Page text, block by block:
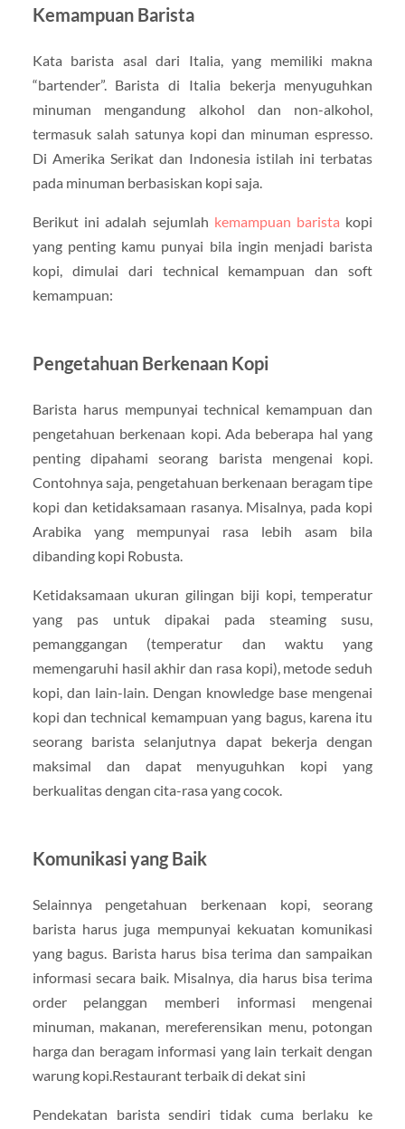
Kemampuan Barista
Kata barista asal dari Italia, yang memiliki makna
“bartender”. Barista di Italia bekerja menyuguhkan
minuman mengandung alkohol dan non-alkohol,
termasuk salah satunya kopi dan minuman espresso.
Di Amerika Serikat dan Indonesia istilah ini terbatas
pada minuman berbasiskan kopi saja.
Berikut ini adalah sejumlah kemampuan barista kopi
yang penting kamu punyai bila ingin menjadi barista
kopi, dimulai dari technical kemampuan dan soft
kemampuan:
Pengetahuan Berkenaan Kopi
Barista harus mempunyai technical kemampuan dan
pengetahuan berkenaan kopi. Ada beberapa hal yang
penting dipahami seorang barista mengenai kopi.
Contohnya saja, pengetahuan berkenaan beragam tipe
kopi dan ketidaksamaan rasanya. Misalnya, pada kopi
Arabika yang mempunyai rasa lebih asam bila
dibanding kopi Robusta.
Ketidaksamaan ukuran gilingan biji kopi, temperatur
yang pas untuk dipakai pada steaming susu,
pemanggangan (temperatur dan waktu yang
memengaruhi hasil akhir dan rasa kopi), metode seduh
kopi, dan lain-lain. Dengan knowledge base mengenai
kopi dan technical kemampuan yang bagus, karena itu
seorang barista selanjutnya dapat bekerja dengan
maksimal dan dapat menyuguhkan kopi yang
berkualitas dengan cita-rasa yang cocok.
Komunikasi yang Baik
Selainnya pengetahuan berkenaan kopi, seorang
barista harus juga mempunyai kekuatan komunikasi
yang bagus. Barista harus bisa terima dan sampaikan
informasi secara baik. Misalnya, dia harus bisa terima
order pelanggan memberi informasi mengenai
minuman, makanan, mereferensikan menu, potongan
harga dan beragam informasi yang lain terkait dengan
warung kopi.Restaurant terbaik di dekat sini
Pendekatan barista sendiri tidak cuma berlaku ke